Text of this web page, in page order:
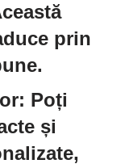
prin
Poți
și